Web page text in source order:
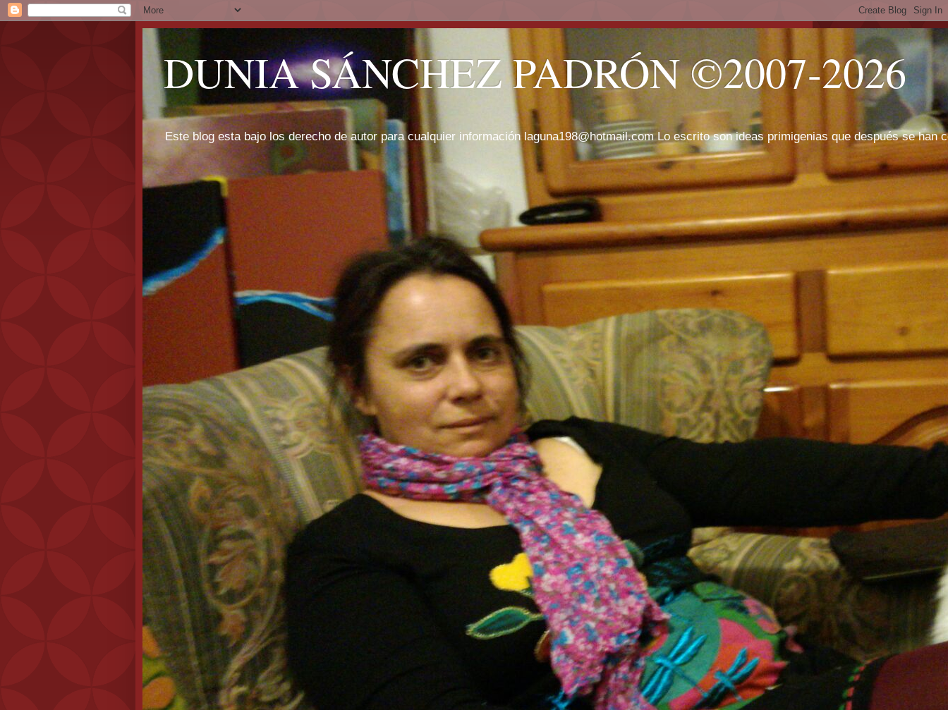
DUNIA SÁNCHEZ PADRÓN ©2007-2026
Este blog esta bajo los derecho de autor para cualquier información laguna198@hotmail.com Lo escrito son ideas primigenias que después se han